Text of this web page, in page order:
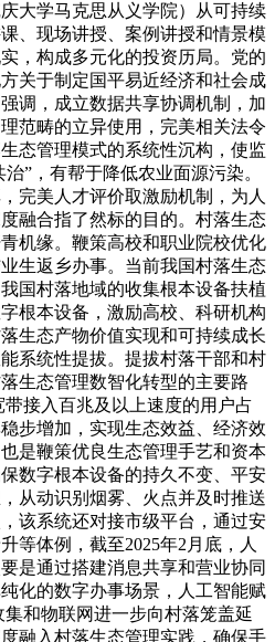
大学马克思从义学院）从可持续
、现场讲授、案例讲授和情景模
，构成多元化的投资历局。党的
关于制定国平易近经济和社会成
调，成立数据共享协调机制，加
范畴的立异使用，完美相关法令
态管理模式的系统性沉构，使监
”，有帮于降低农业面源污染。
完美人才评价取激励机制，为人
融合指了然标的目的。村落生态
机缘。鞭策高校和职业院校优化
生返乡办事。当前我国村落生态
国村落地域的收集根本设备扶植
根本设备，激励高校、科研机构
生态产物价值实现和可持续成长
系统性提拔。提拔村落干部和村
生态管理数智化转型的主要路
接入百兆及以上速度的用户占
步增加，实现生态效益、经济效
是鞭策优良生态管理手艺和资本
数字根本设备的持久不变、平安
从动识别烟雾、火点并及时推送
该系统还对接市级平台，通过安
等体例，截至2025年2月底，人
是通过搭建消息共享和营业协同
化的数字办事场景，人工智能赋
和物联网进一步向村落笼盖延
融入村落生态管理实践，确保手